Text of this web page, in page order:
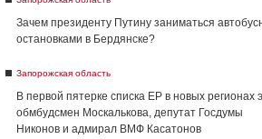
Зачем президенту Путину заниматься
остановками в Бердянске?
Запорожская область
В первой пятерке списка ЕР в новых регионах
обмбудсмен Москалькова, депутат Госдумы
Никонов и адмирал ВМФ Касатонов